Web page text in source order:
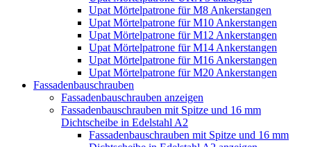
Upat Mörtelpatrone für M8 Ankerstangen
Upat Mörtelpatrone für M10 Ankerstangen
Upat Mörtelpatrone für M12 Ankerstangen
Upat Mörtelpatrone für M14 Ankerstangen
Upat Mörtelpatrone für M16 Ankerstangen
Upat Mörtelpatrone für M20 Ankerstangen
Fassadenbauschrauben
Fassadenbauschrauben anzeigen
Fassadenbauschrauben mit Spitze und 16 mm
Dichtscheibe in Edelstahl A2
Fassadenbauschrauben mit Spitze und 16 mm